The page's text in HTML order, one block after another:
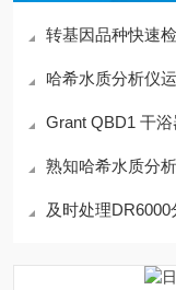
转基因品种快速
哈希水质分析仪
Grant QBD1 干
熟知哈希水质分析
及时处理DR6000分光